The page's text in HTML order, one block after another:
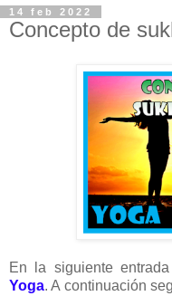
14 feb 2022
Concepto de
En la siguiente
Yoga. A continuación